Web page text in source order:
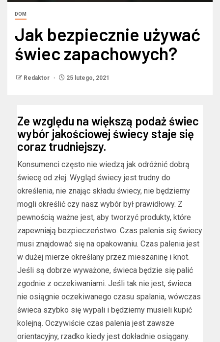
DOM
Jak bezpiecznie używać
świec zapachowych?
Redaktor 25 lutego, 2021
Ze względu na większą podaż świec
wybór jakościowej świecy staje się
coraz trudniejszy.
Konsumenci często nie wiedzą jak odróżnić dobrą
świecę od złej. Wygląd świecy jest trudny do
określenia, nie znając składu świecy, nie będziemy
mogli określić czy nasz wybór był prawidłowy. Z
pewnością ważne jest, aby tworzyć produkty, które
zapewniają bezpieczeństwo. Czas palenia się świecy
musi znajdować się na opakowaniu. Czas palenia jest
w dużej mierze określany przez mieszaninę i knot.
Jeśli są dobrze wyważone, świeca będzie się palić
zgodnie z oczekiwaniami. Jeśli tak nie jest, świeca
nie osiągnie oczekiwanego czasu spalania, wówczas
świeca szybko się wypali i będziemy musieli kupić
kolejną. Oczywiście czas palenia jest zawsze
orientacyjny, rzadko kiedy jest dokładnie osiągany.